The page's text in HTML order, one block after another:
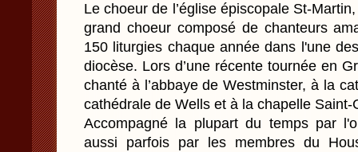
Le choeur de l’église épiscopale St-
grand choeur composé de chanteurs
150 liturgies chaque année dans l'une
diocèse. Lors d’une récente tournée en
chanté à l’abbaye de Westminster, à la
cathédrale de Wells et à la chapelle Saint-
Accompagné la plupart du temps par
aussi parfois par les membres du